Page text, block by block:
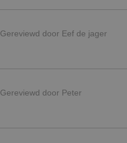
Gereviewd door Eef de jager
Gereviewd door Peter